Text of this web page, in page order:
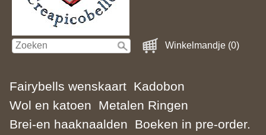
Winkelmandje (0)
Fairybells wenskaart Kadobon
Wol en katoen
Metalen Ringen
Brei-en haaknaalden
Boeken in pre-order.